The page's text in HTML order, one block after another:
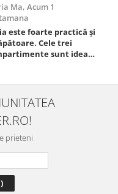
Ma, Acum 1
este foarte practică și
Cele trei
sunt ideale
sigură, fără scurgeri. O
aproape zilnic la
și sunt foarte
prieteni